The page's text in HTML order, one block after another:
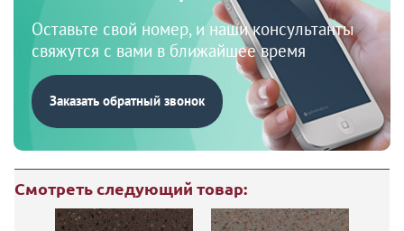
Оставьте свой номер, и наши консультанты
свяжутся с вами в ближайшее время
Заказать обратный звонок
Смотреть следующий товар: